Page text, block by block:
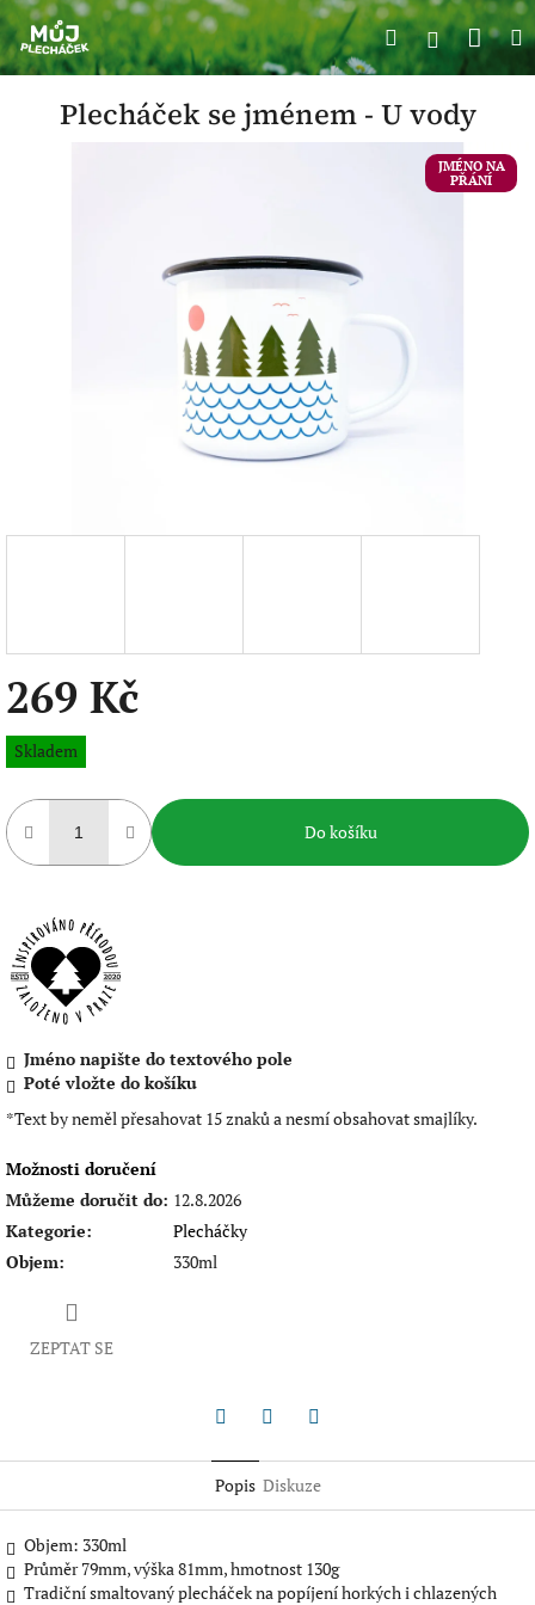
Přejít
na
obsah
HledatPřihlášení
Plecháček se jménem - U vody
JMÉNO NA
PŘÁNÍ
269 Kč
Měrná
cena:
Skladem
Do košíku
Jméno napište do textového pole
Poté vložte do košíku
*Text by neměl přesahovat 15 znaků a nesmí obsahovat smajlíky.
Možnosti doručení
Můžeme doručit do: 12.8.2026
Kategorie:
Plecháčky
Objem: 330ml
ZEPTAT SE
Popis Diskuze
Objem: 330ml
Průměr 79mm, výška 81mm, hmotnost 130g
Tradiční smaltovaný plecháček na popíjení horkých i chlazených